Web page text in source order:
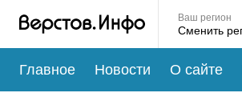
Ваш регион
Главное Новости О сайте